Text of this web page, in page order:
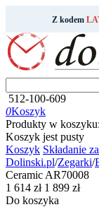
Z kodem
512-100-609
0Koszyk
Produkty w koszyku:
Koszyk jest pusty
Koszyk Składanie
Dolinski.pl/Zegarki/
Ceramic AR70008
‍1 614‍ zł ‍1 899‍ zł
Do koszyka